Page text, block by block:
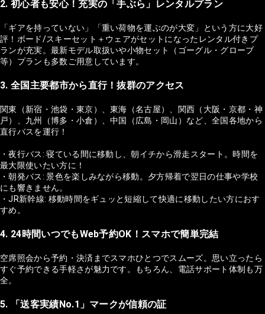
2. 初心者も安心！充実の「手ぶら」レンタルプラン
「ギアを持っていない」「重い荷物を運ぶのが大変」という方に大好
評！ボード/スキーセット＋ウェアがセットになったレンタル付きプ
ランが充実。最新モデル取扱いや小物セット（ゴーグル・グローブ
等）プランも多数ご用意しています。
3. 全国主要都市から直行！抜群のアクセス
関東（新宿・池袋・東京）、東海（名古屋）、関西（大阪・京都・神
戸）、九州（博多・小倉）、中国（広島・岡山）など、全国各地から
直行バスを運行！
・夜行バス: 寝ている間に移動し、朝イチから滑走スタート。時間を
最大限使いたい方に！
・朝発バス: 景色を楽しみながら移動。夕方帰着で翌日の仕事や学校
にも響きません。
・JR新幹線: 移動時間をギュッと短縮して快適に移動したい方におす
すめ。
4. 24時間いつでもWeb予約OK！スマホで簡単完結
空席照会から予約・決済までスマホひとつでスムーズ。思い立ったら
すぐ予約できる手軽さが魅力です。もちろん、電話サポート体制も万
全。
5. 「送客実績No.1」マークが信頼の証